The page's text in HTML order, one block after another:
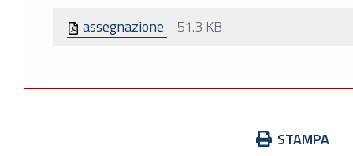
assegnazione - 51.3 KB
STAMPA